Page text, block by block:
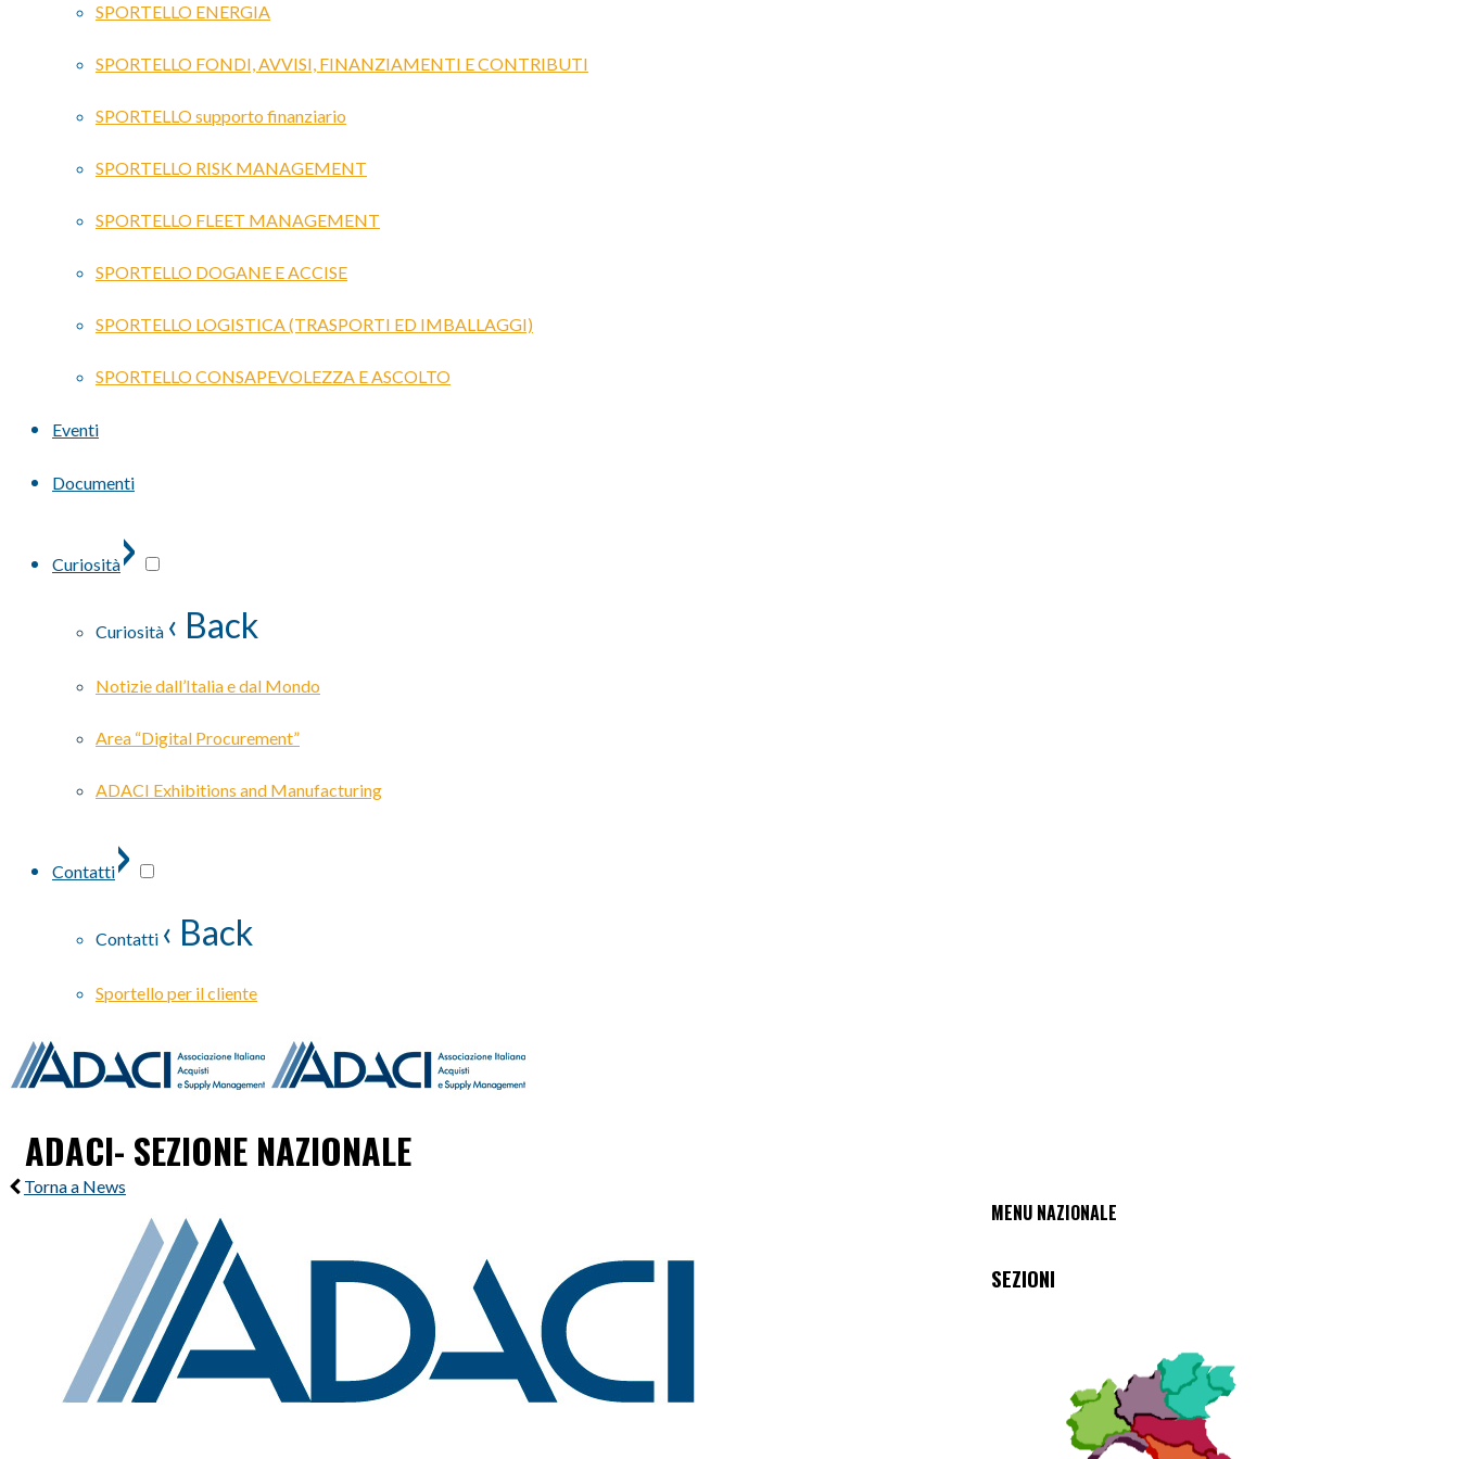
SPORTELLO ENERGIA
SPORTELLO FONDI, AVVISI, FINANZIAMENTI E CONTRIBUTI
SPORTELLO supporto finanziario
SPORTELLO RISK MANAGEMENT
SPORTELLO FLEET MANAGEMENT
SPORTELLO DOGANE E ACCISE
SPORTELLO LOGISTICA (TRASPORTI ED IMBALLAGGI)
SPORTELLO CONSAPEVOLEZZA E ASCOLTO
Eventi
Documenti
Curiosità›
Curiosità ‹ Back
Notizie dall’Italia e dal Mondo
Area “Digital Procurement”
ADACI Exhibitions and Manufacturing
Contatti›
Contatti ‹ Back
Sportello per il cliente
ADACI- SEZIONE NAZIONALE
Torna a News
MENU NAZIONALE
SEZIONI